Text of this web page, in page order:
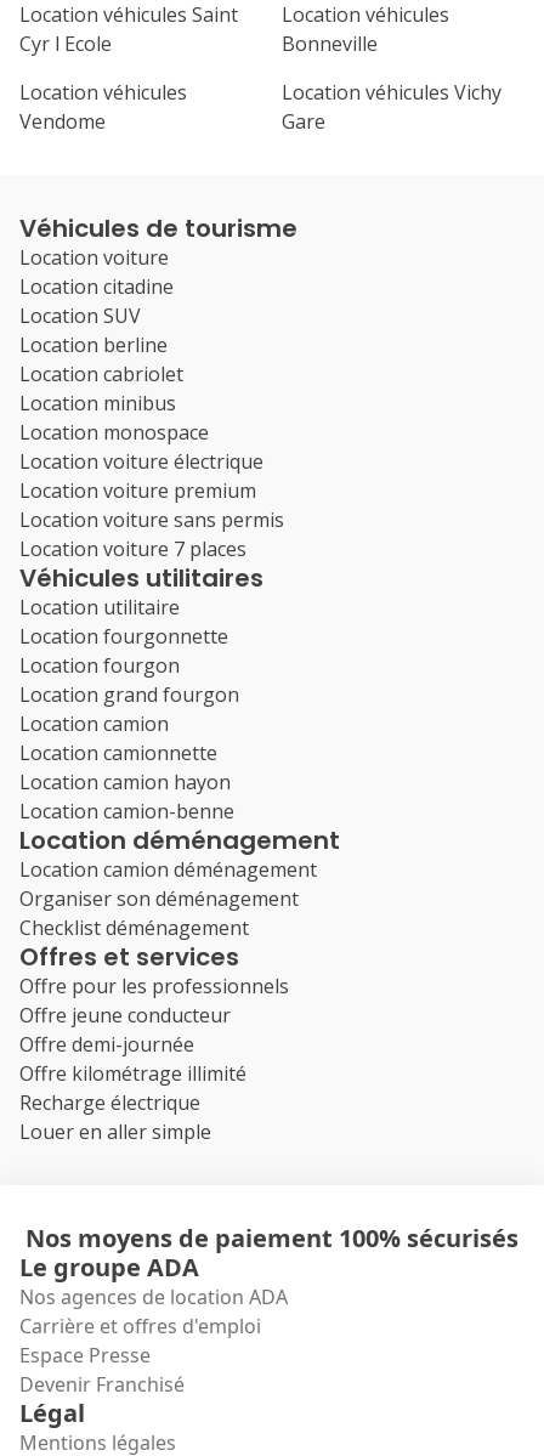
Location véhicules Saint
Cyr l Ecole
Location véhicules
Bonneville
Location véhicules
Vendome
Location véhicules Vichy
Gare
Véhicules de tourisme
Location voiture
Location citadine
Location SUV
Location berline
Location cabriolet
Location minibus
Location monospace
Location voiture électrique
Location voiture premium
Location voiture sans permis
Location voiture 7 places
Véhicules utilitaires
Location utilitaire
Location fourgonnette
Location fourgon
Location grand fourgon
Location camion
Location camionnette
Location camion hayon
Location camion-benne
Location déménagement
Location camion déménagement
Organiser son déménagement
Checklist déménagement
Offres et services
Offre pour les professionnels
Offre jeune conducteur
Offre demi-journée
Offre kilométrage illimité
Recharge électrique
Louer en aller simple
Nos moyens de paiement 100% sécurisés
Le groupe ADA
Nos agences de location ADA
Carrière et offres d'emploi
Espace Presse
Devenir Franchisé
Légal
Mentions légales